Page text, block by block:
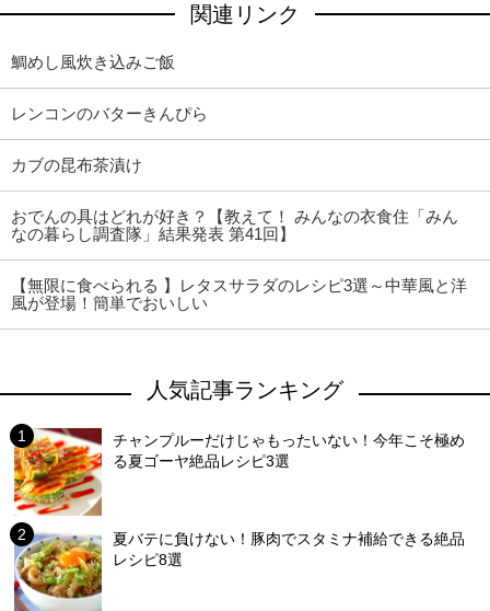
関連リンク
鯛めし風炊き込みご飯
レンコンのバターきんぴら
カブの昆布茶漬け
おでんの具はどれが好き？【教えて！ みんなの衣食住「みん
なの暮らし調査隊」結果発表 第41回】
【無限に食べられる 】レタスサラダのレシピ3選～中華風と洋
風が登場！簡単でおいしい
人気記事ランキング
チャンプルーだけじゃもったいない！今年こそ極め
る夏ゴーヤ絶品レシピ3選
夏バテに負けない！豚肉でスタミナ補給できる絶品
レシピ8選